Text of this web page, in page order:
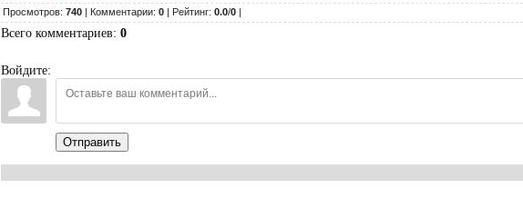
Просмотров: 740 | Комментарии: 0 | Рейтинг: 0.0/0 |
Всего комментариев: 0
Войдите:
Отправить